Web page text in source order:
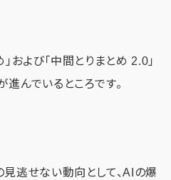
および「中間とりまとめ 2.0」
んでいるところです。
逃せない動向として、AIの爆